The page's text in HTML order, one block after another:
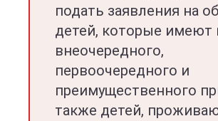
подать заявления на
детей, которые имеют
внеочередного,
первоочередного и
преимущественного
также детей,